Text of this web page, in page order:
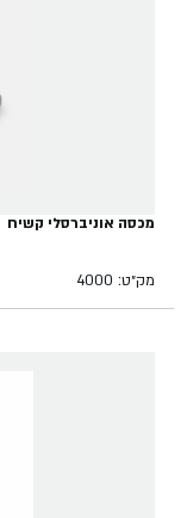
מכסה אוניברסלי קשיח
מק״ט: 4000